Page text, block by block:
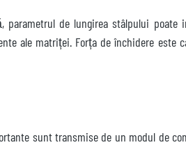
de lungirea stâlpului poate
ale matriței. Forța de închidere este
sunt transmise de un modul de